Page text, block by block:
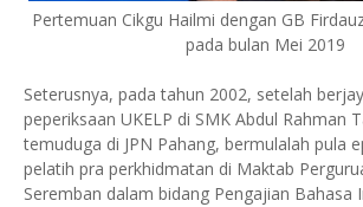
Pertemuan Cikgu Hailmi dengan GB
pada bulan Mei 2019
Seterusnya, pada tahun 2002, setelah
peperiksaan UKELP di SMK Abdul Rahman
temuduga di JPN Pahang, bermulalah pula
pelatih pra perkhidmatan di Maktab
Seremban dalam bidang Pengajian Bahasa